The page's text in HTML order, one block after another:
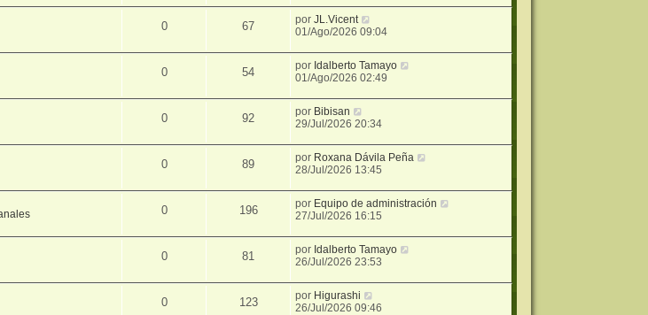
0 67 porJL.Vicent
01/Ago/2026 09:04
0 54 por Idalberto Tamayo
01/Ago/2026 02:49
0 92 por Bibisan
29/Jul/2026 20:34
0 89 por Roxana Dávila Peña
28/Jul/2026 13:45
0 196 por Equipo de administración
27/Jul/2026 16:15
0 81 por Idalberto Tamayo
26/Jul/2026 23:53
0 123 por Higurashi
26/Jul/2026 09:46